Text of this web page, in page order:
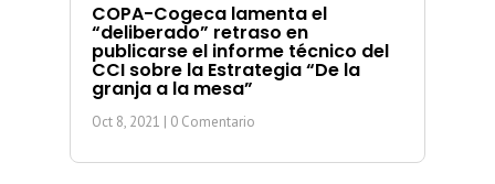
COPA-Cogeca lamenta el
“deliberado” retraso en
publicarse el informe técnico del
CCI sobre la Estrategia “De la
granja a la mesa”
Oct 8, 2021 | 0 Comentario